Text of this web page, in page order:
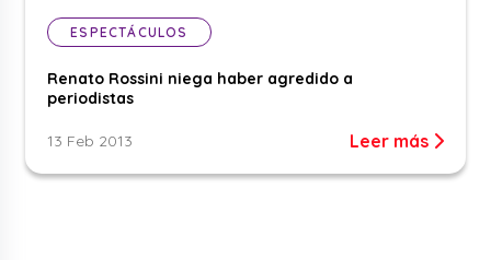
ESPECTÁCULOS
Renato Rossini niega haber agredido a
periodistas
13 Feb 2013 Leer más